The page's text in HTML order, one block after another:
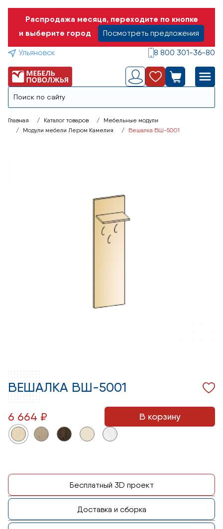
Распродажа месяца, переходите по кнопке
и выберите город
Посмотреть предложения
Ульяновск 8 800 301-36-80
Главная Каталог товаров
Мебельные модули
Модули мебели Лером Камелия
Вешалка ВШ-5001
ВЕШАЛКА ВШ-5001
6 664 ₽ В корзину
Бесплатный 3D проект
Доставка и сборка